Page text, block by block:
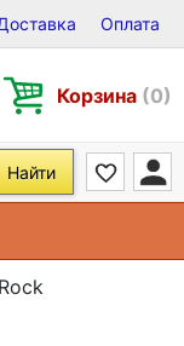
CD и DVDОплата
Корзина (0)
Найти
Rock